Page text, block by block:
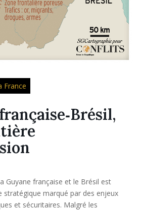
France
Guyane française et le Brésil est
stratégique marqué par des enjeux
et sécuritaires. Malgré les